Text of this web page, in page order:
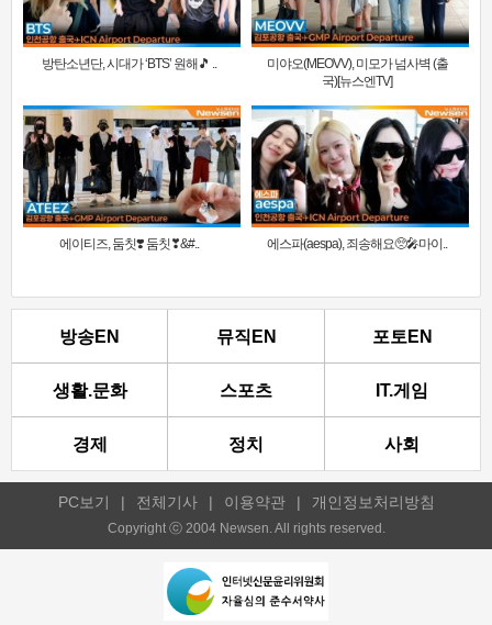
방탄소년단, 시대가 ‘BTS’ 원해🎵 ..
미야오(MEOVV), 미모가 넘사벽 (출
국)[뉴스엔TV]
에이티즈, 둠칫❣️ 둠칫❣&#.. 에스파(aespa), 죄송해요🥺🎤마이..
방송EN 뮤직EN 포토EN
생활.문화 스포츠 IT.게임
경제 정치 사회
PC보기 | 전체기사 | 이용약관 | 개인정보처리방침
Copyright ⓒ 2004 Newsen. All rights reserved.